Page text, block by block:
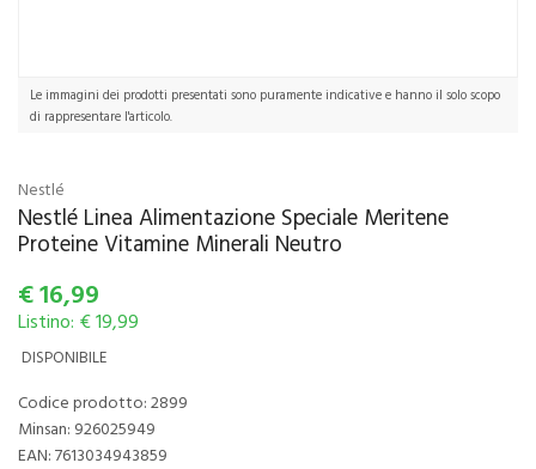
Le immagini dei prodotti presentati sono puramente indicative e hanno il solo scopo
di rappresentare l'articolo.
Nestlé
Nestlé Linea Alimentazione Speciale Meritene
Proteine Vitamine Minerali Neutro
€16,99
Listino: € 19,99
DISPONIBILE
Codice prodotto: 2899
Minsan: 926025949
EAN: 7613034943859